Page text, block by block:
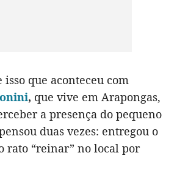
que aconteceu com
, que vive em Arapongas,
a presença do pequeno
duas vezes: entregou o
rato “reinar” no local por